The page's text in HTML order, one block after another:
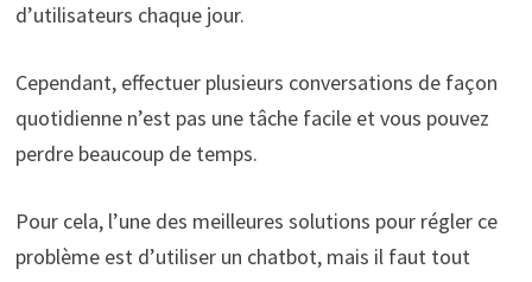
d’utilisateurs chaque jour.
Cependant, effectuer plusieurs conversations de façon
quotidienne n’est pas une tâche facile et vous pouvez
perdre beaucoup de temps.
Pour cela, l’une des meilleures solutions pour régler ce
problème est d’utiliser un chatbot, mais il faut tout